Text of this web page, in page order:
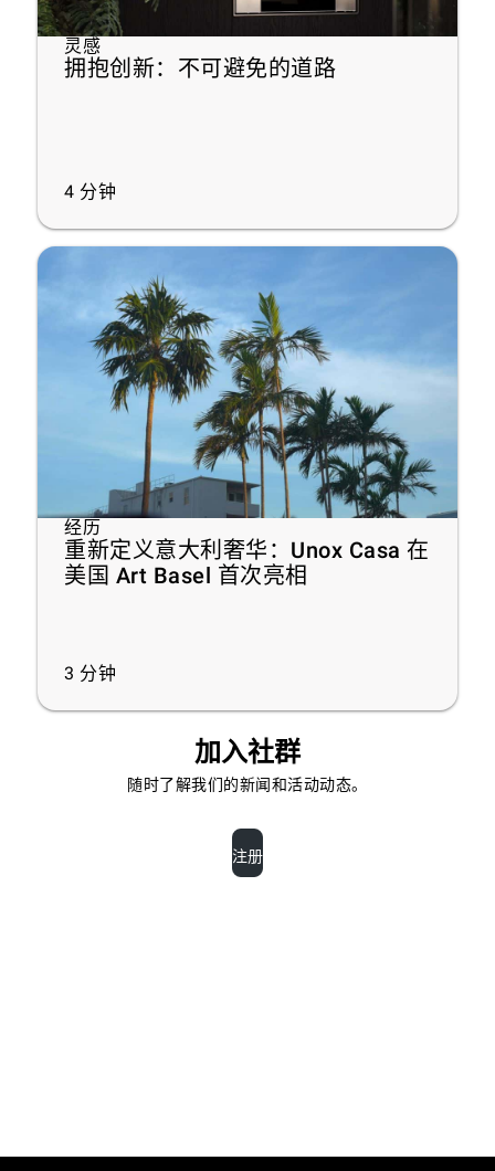
灵感
拥抱创新：不可避免的道路
4 分钟
经历
重新定义意大利奢华：Unox Casa 在
美国 Art Basel 首次亮相
3 分钟
加入社群
随时了解我们的新闻和活动动态。
注册